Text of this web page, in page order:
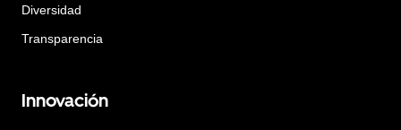
Diversidad
Transparencia
Innovación